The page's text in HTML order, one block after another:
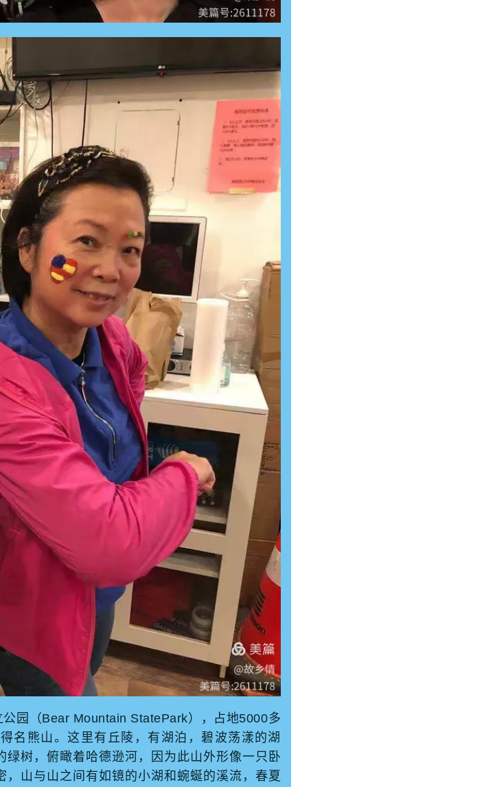
园（Bear Mountain StatePark），占地5000多
名熊山。这里有丘陵，有湖泊，碧波荡漾的湖
绿树，俯瞰着哈德逊河，因为此山外形像一只卧
山与山之间有如镜的小湖和蜿蜒的溪流，春夏